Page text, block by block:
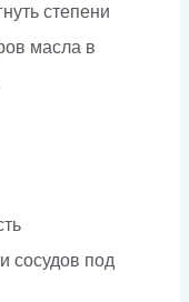
степени
масла в
сосудов под